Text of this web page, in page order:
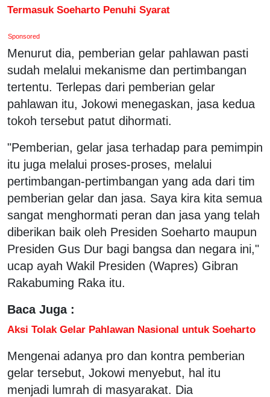
Termasuk Soeharto Penuhi Syarat
Sponsored
Menurut dia, pemberian gelar pahlawan pasti
sudah melalui mekanisme dan pertimbangan
tertentu. Terlepas dari pemberian gelar
pahlawan itu, Jokowi menegaskan, jasa kedua
tokoh tersebut patut dihormati.
"Pemberian, gelar jasa terhadap para pemimpin
itu juga melalui proses-proses, melalui
pertimbangan-pertimbangan yang ada dari tim
pemberian gelar dan jasa. Saya kira kita semua
sangat menghormati peran dan jasa yang telah
diberikan baik oleh Presiden Soeharto maupun
Presiden Gus Dur bagi bangsa dan negara ini,"
ucap ayah Wakil Presiden (Wapres) Gibran
Rakabuming Raka itu.
Baca Juga :
Aksi Tolak Gelar Pahlawan Nasional untuk Soeharto
Mengenai adanya pro dan kontra pemberian
gelar tersebut, Jokowi menyebut, hal itu
menjadi lumrah di masyarakat. Dia